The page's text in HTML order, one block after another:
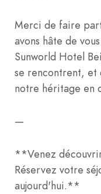
Merci de faire
avons hâte de
Sunworld Hotel
se rencontrent, et
notre héritage en
—
**Venez
Réservez votre
aujourd'hui.**